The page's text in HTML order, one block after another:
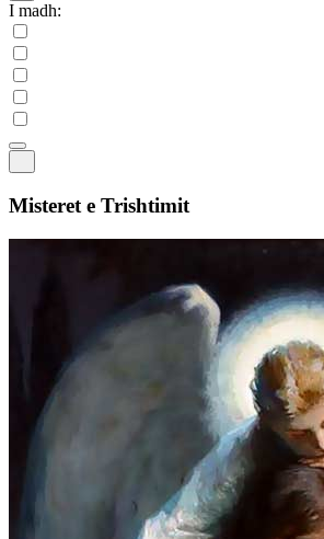
I madh:
Misteret e Trishtimit